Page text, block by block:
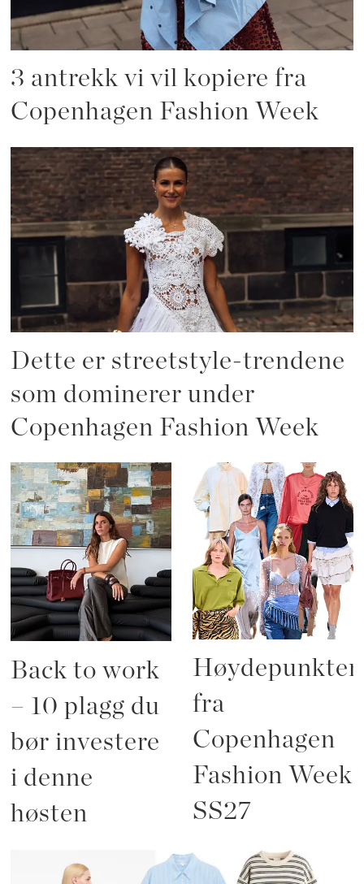
3 antrekk vi vil kopiere fra
Copenhagen Fashion Week
Dette er streetstyle-trendene
som dominerer under
Copenhagen Fashion Week
Back to work
– 10 plagg du
bør investere
i denne
høsten
fra
Copenhagen
Fashion Week
SS27